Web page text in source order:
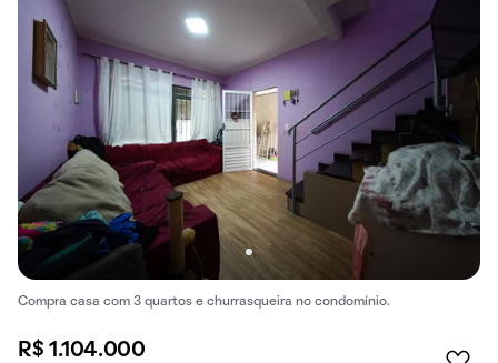
Compra casa com 3 quartos e churrasqueira no condomínio.
R$ 1.104.000